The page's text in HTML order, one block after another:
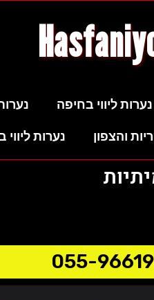
נערות ליווי בחיפה
נערות והצפון
055-